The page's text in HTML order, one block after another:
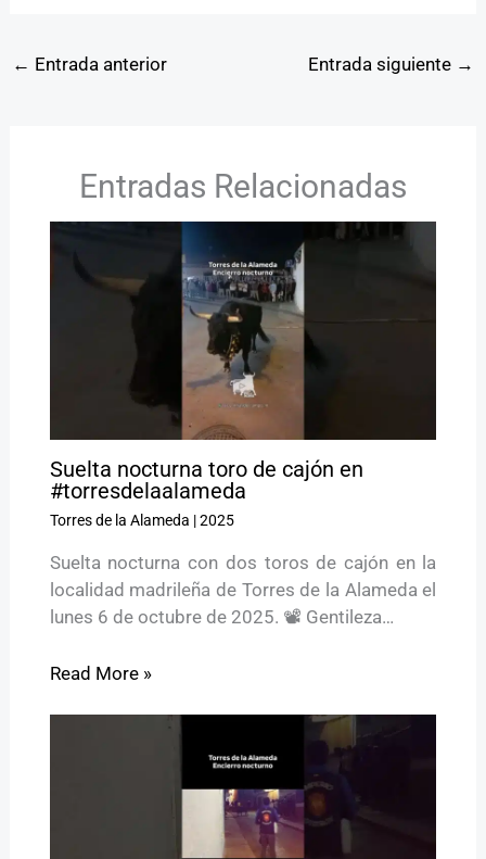
← Entrada anterior Entrada siguiente →
Entradas Relacionadas
Suelta nocturna toro de cajón en
#torresdelaalameda
Torres de la Alameda |2025
Suelta nocturna con dos toros de cajón en la
localidad madrileña de Torres de la Alameda el
lunes 6 de octubre de 2025. 📽️ Gentileza…
Read More »